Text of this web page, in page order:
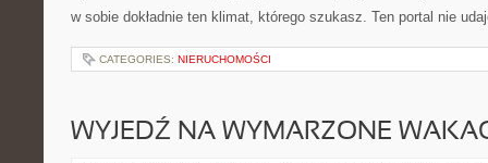
w sobie dokładnie ten klimat, którego szukasz. Ten portal nie
CATEGORIES: NIERUCHOMOŚCI
WYJEDŹ NA WYMARZONE